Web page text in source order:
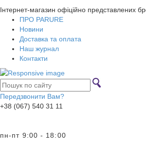
Інтернет-магазин офіційно представлених
ПРО PARURE
Новини
Доставка та оплата
Наш журнал
Контакти
Передзвонити Вам?
+38 (067) 540 31 11
пн-пт 9:00 - 18:00